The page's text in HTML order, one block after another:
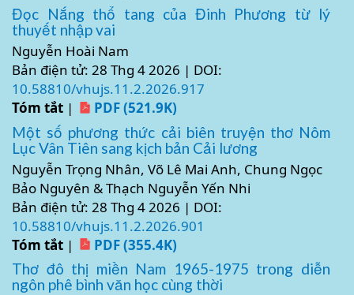
Đọc Nắng thổ tang của Đinh Phương từ lý
thuyết nhập vai
Nguyễn Hoài Nam
Bản điện tử: 28 Thg 4 2026 | DOI:
10.58810/vhujs.11.2.2026.917
Tóm tắt |
PDF (521.9K)
Một số phương thức cải biên truyện thơ Nôm
Lục Vân Tiên sang kịch bản Cải lương
Nguyễn Trọng Nhân, Võ Lê Mai Anh, Chung Ngọc
Bảo Nguyên & Thạch Nguyễn Yến Nhi
Bản điện tử: 28 Thg 4 2026 | DOI:
10.58810/vhujs.11.2.2026.901
Tóm tắt |
PDF (355.4K)
Thơ đô thị miền Nam 1965-1975 trong diễn
ngôn phê bình văn học cùng thời